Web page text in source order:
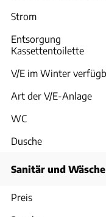
Strom
Entsorgung
Kassettentoilette
V/E im Winter
Art der V/E-Anlage
WC
Dusche
Sanitär und
Preis